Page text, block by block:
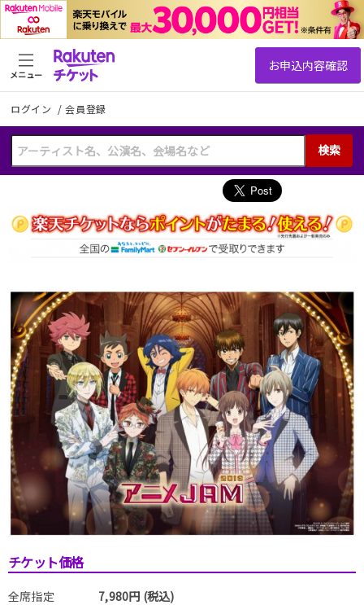
ログイン /会員登録
検索
メニュー
チケット価格
全席指定 7,980円 (税込)